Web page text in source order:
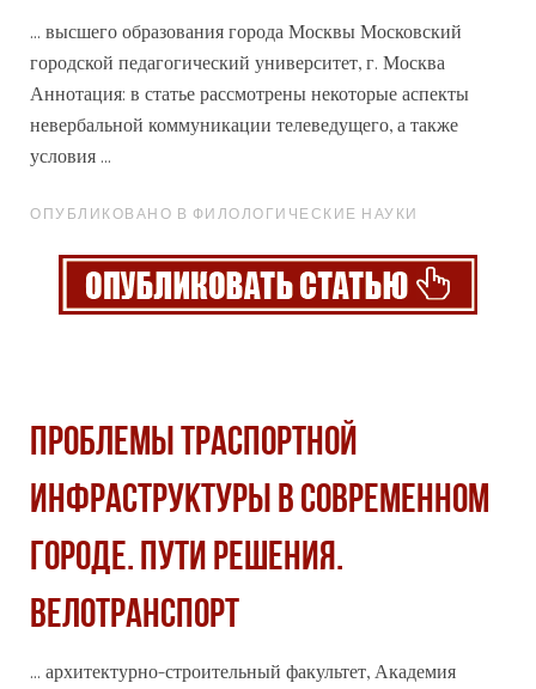
... высшего образования города Москвы Московский
городской педагогический университет, г. Москва
Аннотация: в статье рассмотрены некоторые аспекты
невербальной коммуникации телеведущего, а также
условия ...
ОПУБЛИКОВАНО В ФИЛОЛОГИЧЕСКИЕ НАУКИ
Проблемы траспортной
инфраструктуры в современном
городе. Пути решения.
Велотранспорт
... архитектурно-строительный факультет, Академия